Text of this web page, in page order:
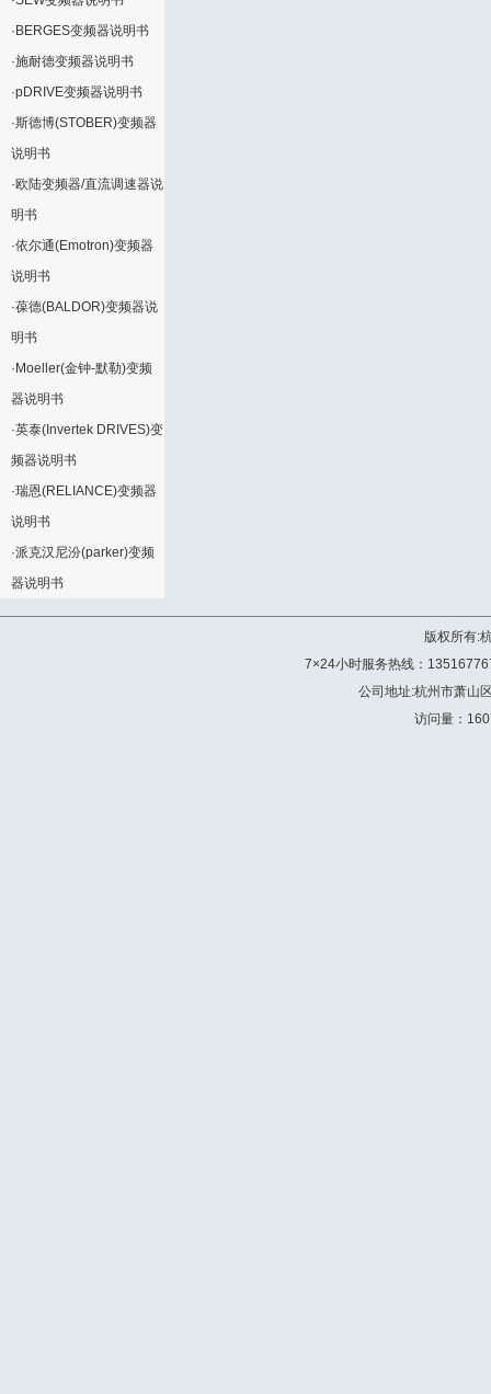
· BERGES变频器说明书
·施耐德变频器说明书
·pDRIVE变频器说明书
·斯德博(STOBER)变频器
说明书
·欧陆变频器/直流调速器说
明书
·依尔通(Emotron)变频器
说明书
·葆德(BALDOR)变频器说
明书
· Moeller(金钟-默勒)变频
器说明书
·英泰(Invertek DRIVES)变
频器说明书
·瑞恩(RELIANCE)变频器
说明书
·派克汉尼汾(parker)变频
器说明书
版权所有:
7×24小时服务热线：
公司地址:杭州市萧山
访问量：